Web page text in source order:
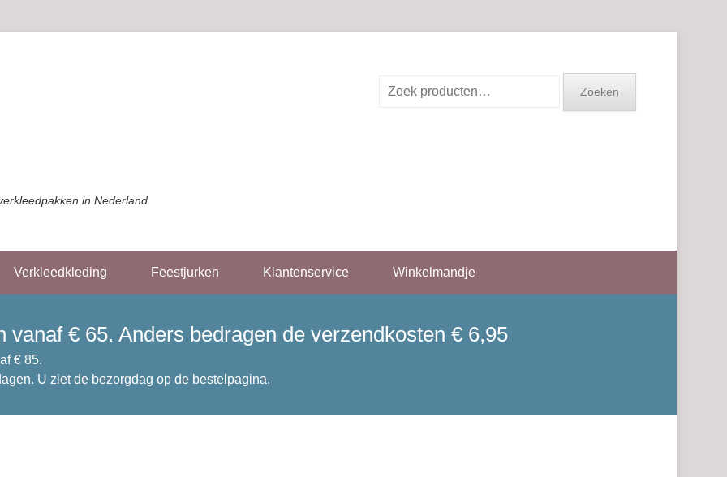
Zoeken
Zoeken
in Nederland
Verkleedkleding Feestjurken Klantenservice Winkelmandje
€ 65. Anders bedragen de verzendkosten € 6,95
€ 85.
U ziet de bezorgdag op de bestelpagina.